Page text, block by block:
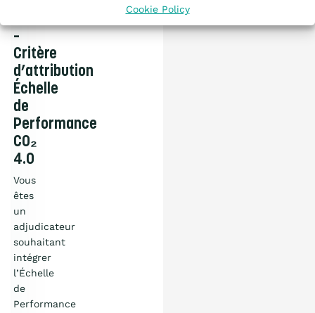
Cookie Policy
–
Critère
d’attribution
Échelle
de
Performance
CO₂
4.0
Vous
êtes
un
adjudicateur
souhaitant
intégrer
l’Échelle
de
Performance
Benor